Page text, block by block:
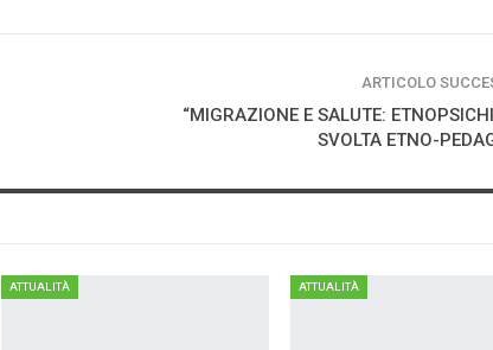
ARTICOLO
“MIGRAZIONE E SALUTE:
SVOLTA ETNO-
ATTUALITÀ ATTUALITÀ